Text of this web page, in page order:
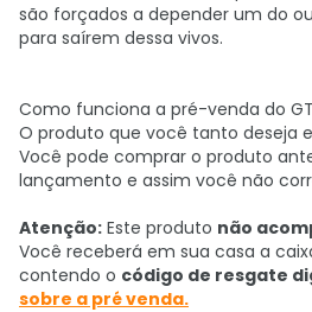
são forçados a depender um do
para saírem dessa vivos.
Como funciona a pré-venda do
O produto que você tanto deseja
Você pode comprar o produto
lançamento e assim você não
Atenção: Este produto não
Você receberá em sua casa a
contendo o código de resgate
sobre a pré venda.